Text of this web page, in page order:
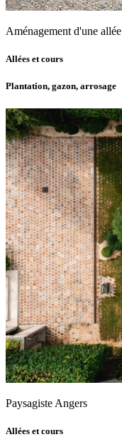
Aménagement d'une allée
Allées et cours
Plantation, gazon, arrosage
Paysagiste Angers
Allées et cours